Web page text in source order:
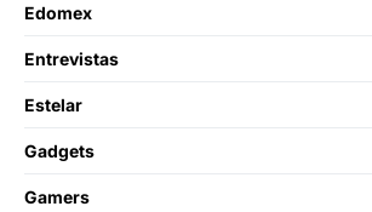
Edomex
Entrevistas
Estelar
Gadgets
Gamers